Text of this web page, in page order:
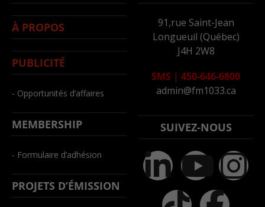
À PROPOS
PUBLICITÉ
- Opportunités d’affaires
MEMBERSHIP
- Formulaire d’adhésion
PROJETS D’ÉMISSION
91,rue Saint-Jean
Longueuil (Québec)
J4H 2W8
SMS | 450-646-6800
admin@fm1033.ca
SUIVEZ-NOUS